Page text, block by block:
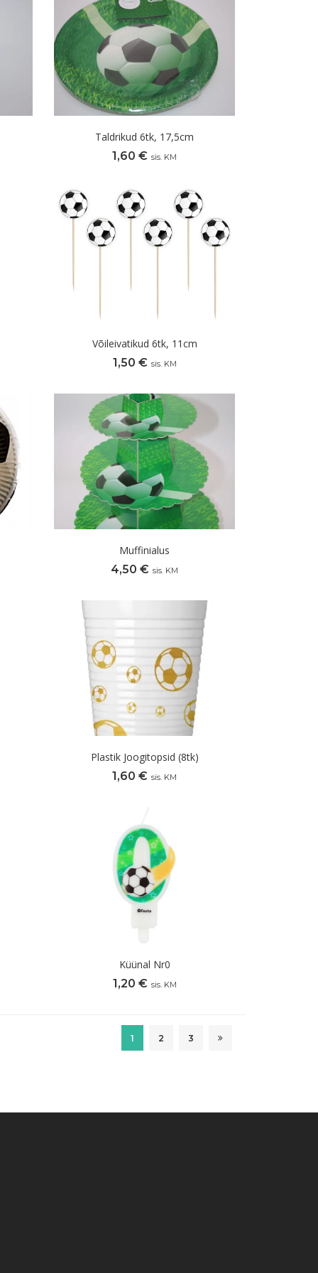
Taldrikud 6tk, 17,5cm
1,60 € sis. KM
Võileivatikud 6tk, 11cm
1,50 € sis. KM
Muffinialus
4,50 € sis. KM
Plastik Joogitopsid (8tk)
1,60 € sis. KM
Küünal Nr0
1,20 € sis. KM
1 2 3